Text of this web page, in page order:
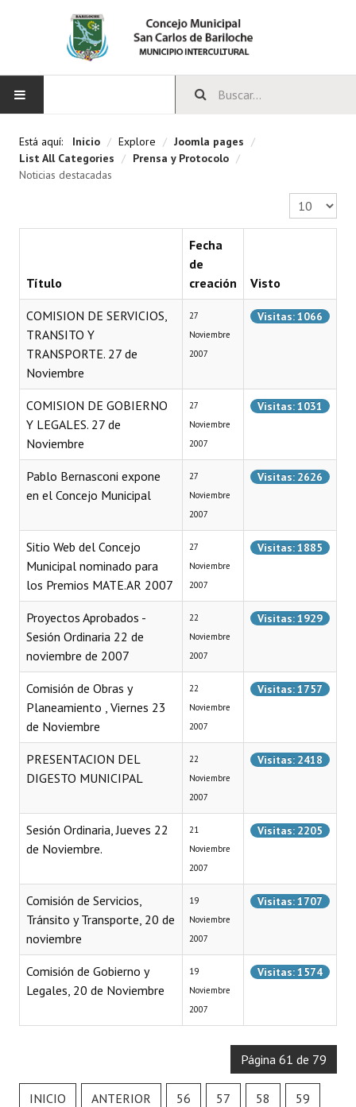
CONCEJO
Concejales Mandato Cumplido
Programas
LEGISLACIÓN
Constitución Nacional
Constitución Provincial
Reglamento Interno
Digesto
DOCUMENTOS
Proyectos Presentados
Dictámenes Asesoría Letrada
Actas de Sesión
Ejecución Presupuestaria
NORMATIVA
Comunicaciones
Declaraciones
INSTITUCIONAL
Está aquí: Inicio / Explore / Joomla pages /
List All Categories / Prensa y Protocolo /
Noticias destacadas
Cantidad a
Título
Fecha
de
creación
Visto
COMISION DE SERVICIOS,
TRANSITO Y
TRANSPORTE. 27 de
Noviembre
27
Noviembre
2007
Visitas: 1066
COMISION DE GOBIERNO
Y LEGALES. 27 de
Noviembre
27
Noviembre
2007
Visitas: 1031
Pablo Bernasconi expone
en el Concejo Municipal
27
Noviembre
2007
Visitas: 2626
Sitio Web del Concejo
Municipal nominado para
los Premios MATE.AR 2007
27
Noviembre
2007
Visitas: 1885
Proyectos Aprobados -
Sesión Ordinaria 22 de
noviembre de 2007
22
Noviembre
2007
Visitas: 1929
Comisión de Obras y
Planeamiento , Viernes 23
de Noviembre
22
Noviembre
2007
Visitas: 1757
PRESENTACION DEL
DIGESTO MUNICIPAL
22
Noviembre
2007
Visitas: 2418
Sesión Ordinaria, Jueves 22
de Noviembre.
21
Noviembre
2007
Visitas: 2205
Comisión de Servicios,
Tránsito y Transporte, 20 de
noviembre
19
Noviembre
2007
Visitas: 1707
Comisión de Gobierno y
Legales, 20 de Noviembre
19
Noviembre
2007
Visitas: 1574
Página 61 de 79
INICIO ANTERIOR 56 57 58 59